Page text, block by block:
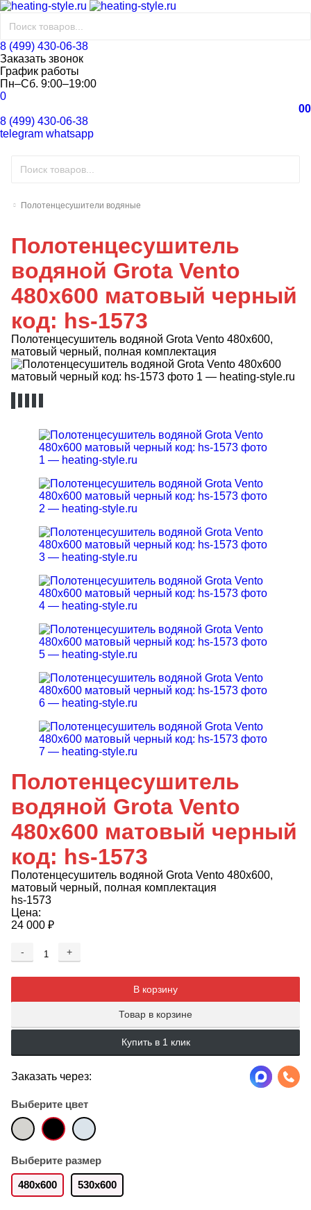
8 (499) 430-06-38
Заказать звонок
График работы
Пн–Сб. 9:00–19:00
0
00
8 (499) 430-06-38
telegram whatsapp
Полотенцесушители водяные
Полотенцесушитель
водяной Grota Vento
480х600 матовый черный
код: hs-1573
Полотенцесушитель водяной Grota Vento 480х600,
матовый черный, полная комплектация
Полотенцесушитель
водяной Grota Vento
480х600 матовый черный
код: hs-1573
Полотенцесушитель водяной Grota Vento 480х600,
матовый черный, полная комплектация
hs-1573
Цена:
24 000 ₽
-
+
В корзину
Товар в корзине
Купить в 1 клик
Заказать через:
Выберите цвет
Выберите размер
480х600 530x600